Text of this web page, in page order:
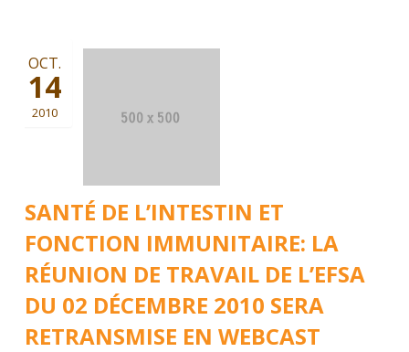
SANTÉ DE L’INTESTIN ET
FONCTION IMMUNITAIRE: LA
RÉUNION DE TRAVAIL DE L’EFSA
DU 02 DÉCEMBRE 2010 SERA
RETRANSMISE EN WEBCAST
OCT.
14
2010